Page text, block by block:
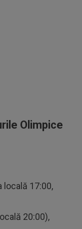
Olimpice
locală 17:00,
20:00),